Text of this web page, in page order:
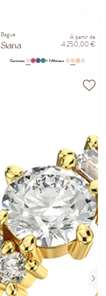
Bague
Siana
À partir de
4 250,00 €
Gemmes + 11Métaux